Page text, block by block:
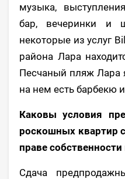
музыка,
бар, вечеринки и
некоторые из услуг
района Лара
Песчаный пляж Лара
на нем есть барбекю
Каковы условия
роскошных квартир
праве
Сдача